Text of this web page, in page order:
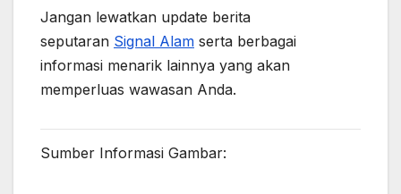
Jangan lewatkan update berita
seputaran Signal Alam serta berbagai
informasi menarik lainnya yang akan
memperluas wawasan Anda.
Sumber Informasi Gambar: